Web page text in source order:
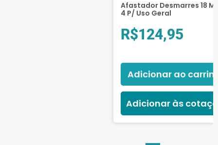
Afastador Desmarres 18
4 P/ Uso Geral
R$124,95
Adicionar ao
Adicionar às